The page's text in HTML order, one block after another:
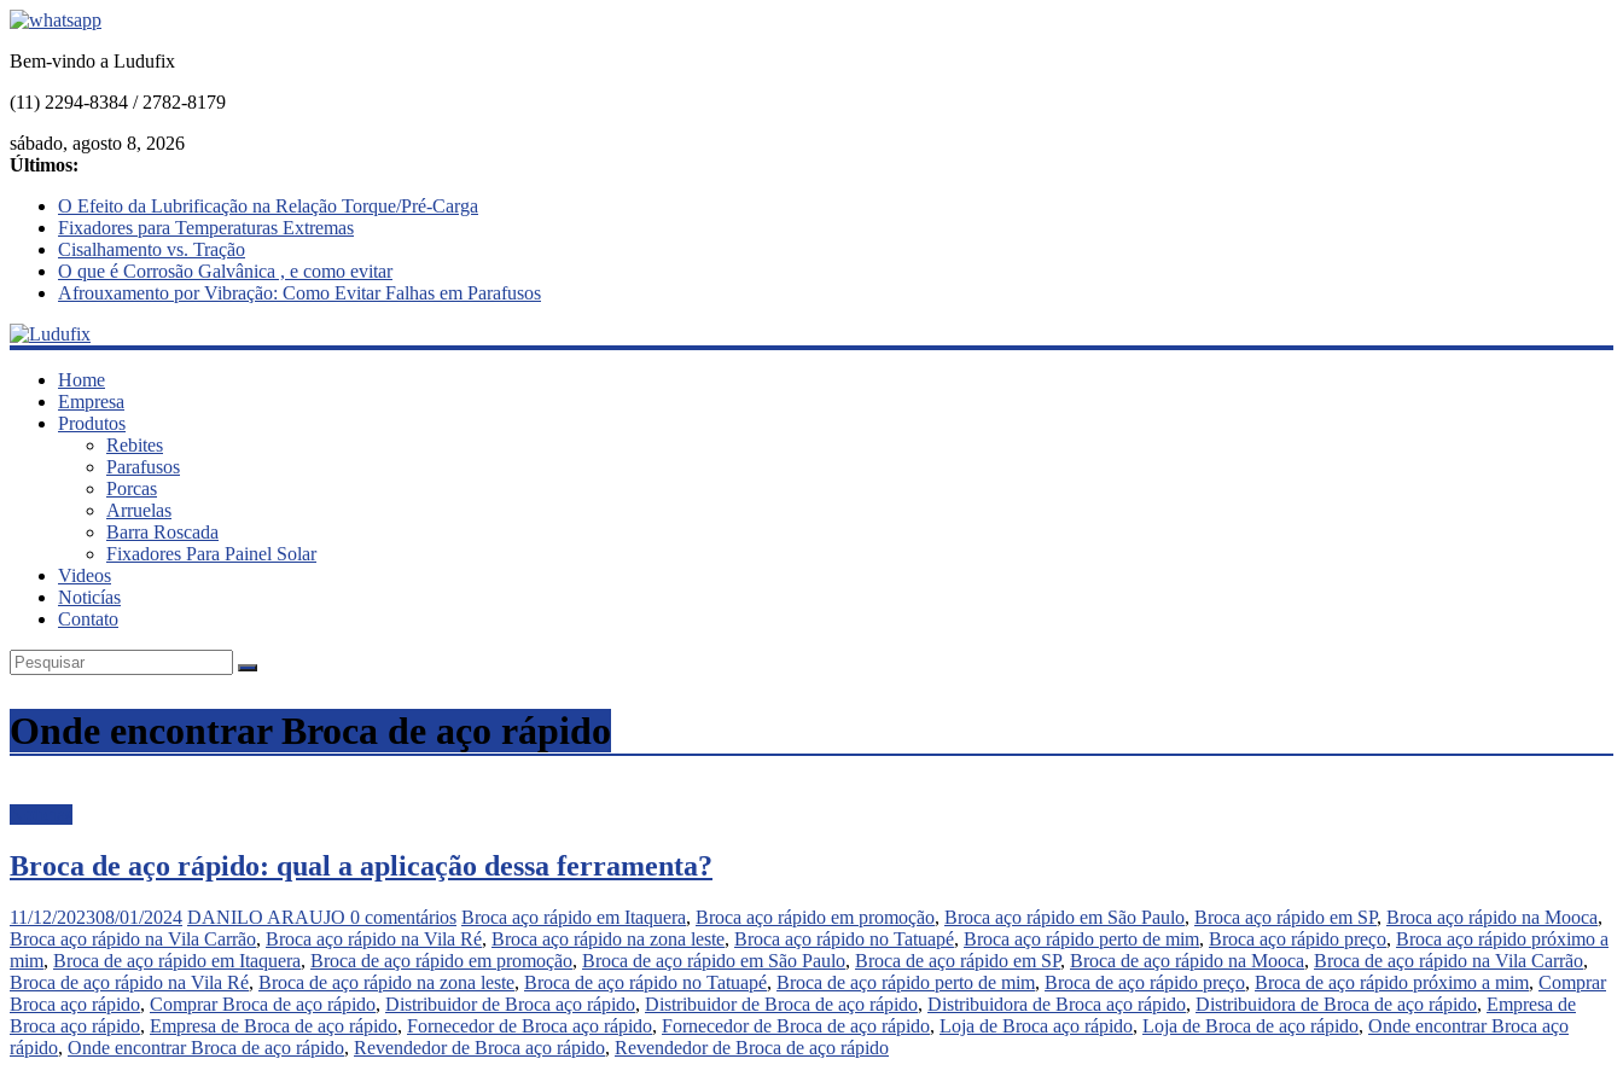
Bem-vindo a Ludufix
(11) 2294-8384 / 2782-8179
sábado, agosto 8, 2026
Últimos:
O Efeito da Lubrificação na Relação Torque/Pré-Carga
Fixadores para Temperaturas Extremas
Cisalhamento vs. Tração
O que é Corrosão Galvânica , e como evitar
Afrouxamento por Vibração: Como Evitar Falhas em Parafusos
Ludufix
Fixadores
Home
Empresa
Produtos
Rebites
Parafusos
Porcas
Arruelas
Barra Roscada
Fixadores Para Painel Solar
Videos
Noticías
Contato
Onde encontrar Broca de aço rápido
Broca de aço rápido: qual a aplicação dessa ferramenta?
11/12/202308/01/2024 DANILO ARAUJO 0 comentários Broca aço rápido em Itaquera, Broca aço rápido em promoção, Broca aço rápido em São Paulo, Broca aço rápido em SP, Broca aço rápido na Mooca,
Broca aço rápido na Vila Carrão, Broca aço rápido na Vila Ré, Broca aço rápido na zona leste, Broca aço rápido no Tatuapé, Broca aço rápido perto de mim, Broca aço rápido preço, Broca aço rápido próximo a
mim, Broca de aço rápido em Itaquera, Broca de aço rápido em promoção, Broca de aço rápido em São Paulo, Broca de aço rápido em SP, Broca de aço rápido na Mooca, Broca de aço rápido na Vila Carrão,
Broca de aço rápido na Vila Ré, Broca de aço rápido na zona leste, Broca de aço rápido no Tatuapé, Broca de aço rápido perto de mim, Broca de aço rápido preço, Broca de aço rápido próximo a mim, Comprar
Broca aço rápido, Comprar Broca de aço rápido, Distribuidor de Broca aço rápido, Distribuidor de Broca de aço rápido, Distribuidora de Broca aço rápido, Distribuidora de Broca de aço rápido, Empresa de
Broca aço rápido, Empresa de Broca de aço rápido, Fornecedor de Broca aço rápido, Fornecedor de Broca de aço rápido, Loja de Broca aço rápido, Loja de Broca de aço rápido, Onde encontrar Broca aço
rápido, Onde encontrar Broca de aço rápido, Revendedor de Broca aço rápido, Revendedor de Broca de aço rápido